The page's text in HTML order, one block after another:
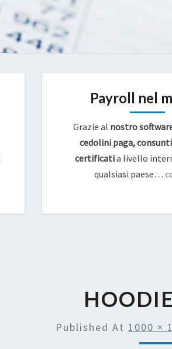
Payroll nel
Grazie al nostro
cedolini paga,
certificatia livello
qualsiasi paese…
Published At 1000 ×